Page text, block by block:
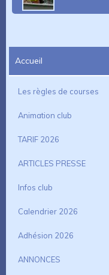
Accueil
Les règles de courses
Animation club
TARIF 2026
ARTICLES PRESSE
Infos club
Calendrier 2026
Adhésion 2026
ANNONCES